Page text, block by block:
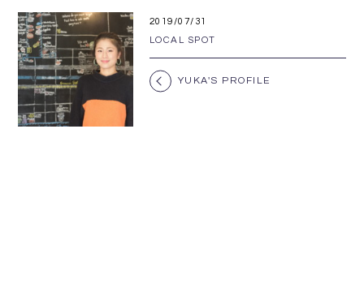
2019/07/31
LOCAL SPOT
YUKA'S PROFILE